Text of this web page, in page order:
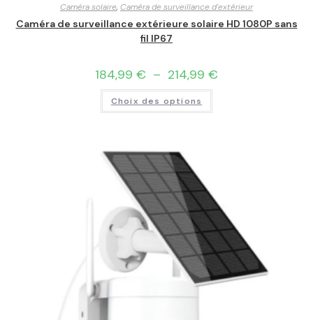
Caméra solaire, Caméra de surveillance d'extérieur
Caméra de surveillance extérieure solaire HD 1080P sans
fil IP67
184,99 € – 214,99 €
Choix des options